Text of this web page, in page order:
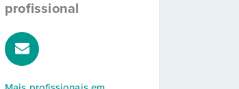
profissional